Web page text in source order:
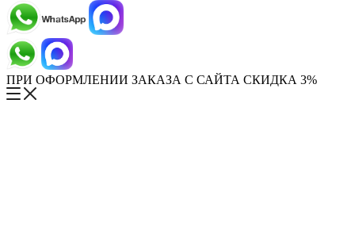
ПРИ ОФОРМЛЕНИИ ЗАКАЗА С САЙТА СКИДКА 3%